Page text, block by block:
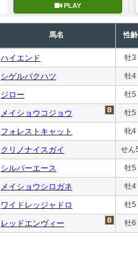
PLAY
馬名 性齢
ハイエンド 牡3
シゲルバクハツ 牡4
ジロー 牡5
メイショウコジョウ 牡5
フォレストキャット 牝4
クリノナイスガイ せん
シルバーエース 牡5
メイショウシロガネ 牡4
ワイドレッジャドロ 牡5
レッドエンヴィー 牡6